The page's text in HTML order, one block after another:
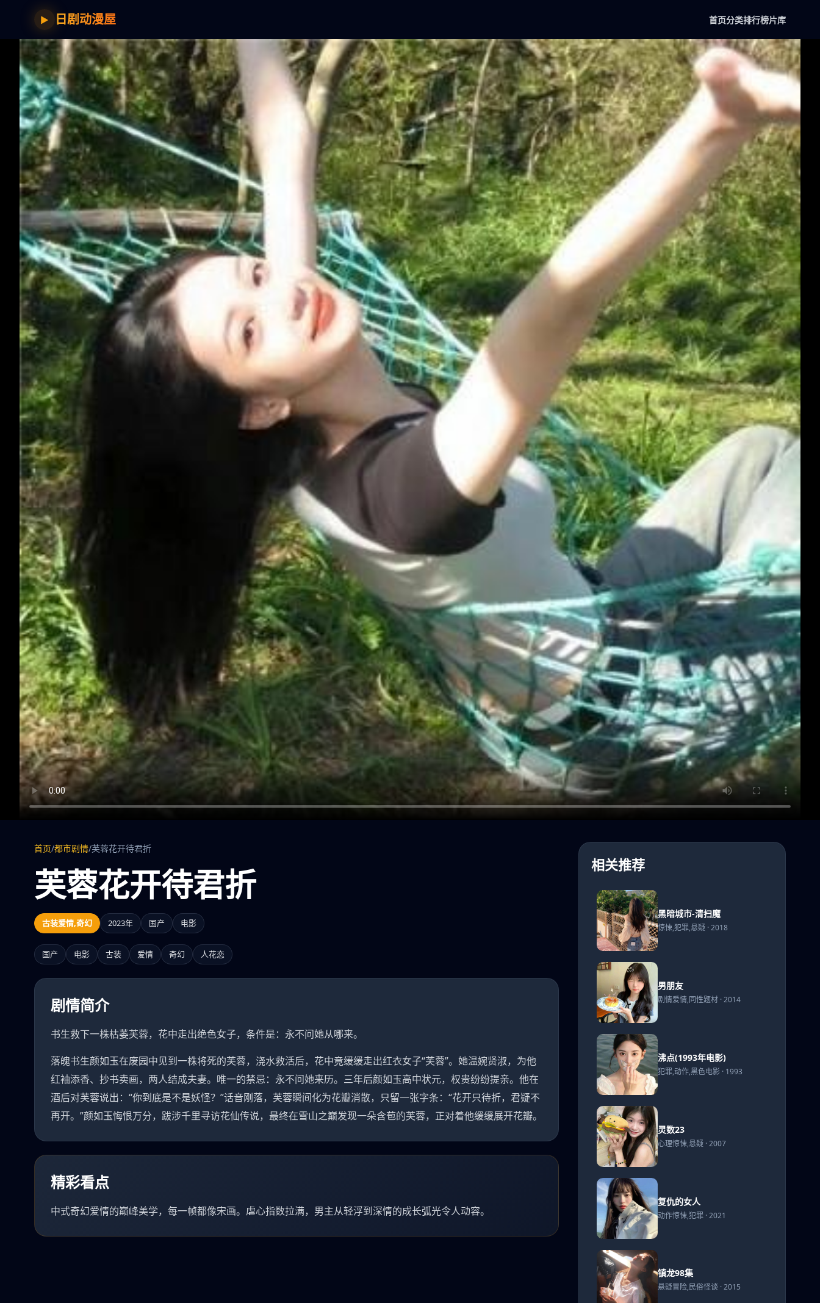
▶ 日剧动漫屋 首页分类排行榜片库
首页/都市剧情/芙蓉花开待君折
芙蓉花开待君折
古装爱情,奇幻 2023年 国产 电影
国产 电影 古装 爱情 奇幻 人花恋
剧情简介
书生救下一株枯萎芙蓉，花中走出绝色女子，条件是：永不问她从哪来。
落魄书生颜如玉在废园中见到一株将死的芙蓉，浇水救活后，花中竟缓缓走出红衣女子“芙蓉”。她温婉贤淑，为他
红袖添香、抄书卖画，两人结成夫妻。唯一的禁忌：永不问她来历。三年后颜如玉高中状元，权贵纷纷提亲。他在
酒后对芙蓉说出：“你到底是不是妖怪？”话音刚落，芙蓉瞬间化为花瓣消散，只留一张字条：“花开只待折，君疑不
再开。”颜如玉悔恨万分，跋涉千里寻访花仙传说，最终在雪山之巅发现一朵含苞的芙蓉，正对着他缓缓展开花瓣。
精彩看点
中式奇幻爱情的巅峰美学，每一帧都像宋画。虐心指数拉满，男主从轻浮到深情的成长弧光令人动容。
相关推荐
黑暗
城市-
清扫
魔
黑暗城市-清扫魔
惊悚,犯罪,悬疑 · 2018
男朋
友
男朋友
剧情爱情,同性题材 · 2014
沸点
(1993
年电
影)
沸点(1993年电影)
犯罪,动作,黑色电影 · 1993
灵数
23
灵数23
心理惊悚,悬疑 · 2007
复仇
的女
人
复仇的女人
动作惊悚,犯罪 · 2021
镇龙
98集
镇龙98集
悬疑冒险,民俗怪谈 · 2015